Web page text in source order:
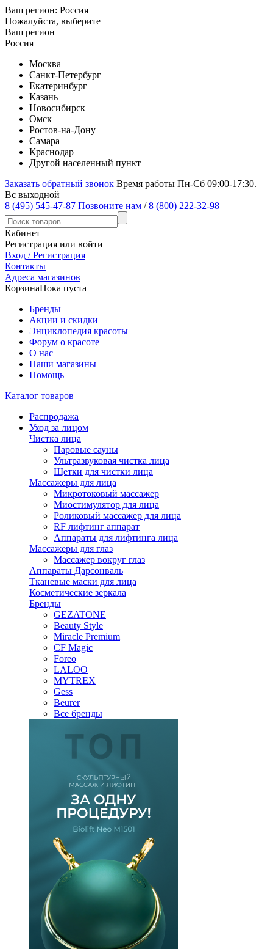
Ваш регион: Россия
Пожалуйста, выберите
Ваш регион
Россия
Москва
Санкт-Петербург
Екатеринбург
Казань
Новосибирск
Омск
Ростов-на-Дону
Самара
Краснодар
Другой населенный пункт
Заказать обратный звонок Время работы Пн-Сб 09:00-17:30.
Вс выходной
8 (495) 545-47-87 Позвоните нам / 8 (800) 222-32-98
Кабинет
Регистрация или войти
Вход / Регистрация
Контакты
Адреса магазинов
КорзинаПока пуста
Бренды
Акции и скидки
Энциклопедия красоты
Форум о красоте
О нас
Наши магазины
Помощь
Каталог товаров
Распродажа
Уход за лицом
Чистка лица
Паровые сауны
Ультразвуковая чистка лица
Щетки для чистки лица
Массажеры для лица
Микротоковый массажер
Миостимулятор для лица
Роликовый массажер для лица
RF лифтинг аппарат
Аппараты для лифтинга лица
Массажеры для глаз
Массажер вокруг глаз
Аппараты Дарсонваль
Тканевые маски для лица
Косметические зеркала
Бренды
GEZATONE
Beauty Style
Miracle Premium
CF Magic
Foreo
LALOO
MYTREX
Gess
Beurer
Все бренды